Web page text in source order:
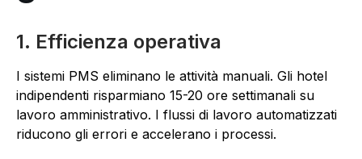
1. Efficienza operativa
I sistemi PMS eliminano le attività manuali. Gli hotel
indipendenti risparmiano 15-20 ore settimanali su
lavoro amministrativo. I flussi di lavoro automatizzati
riducono gli errori e accelerano i processi.